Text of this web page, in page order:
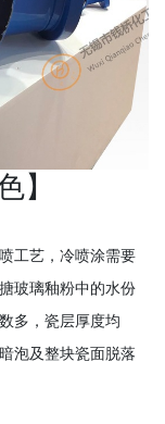
】
工艺，冷喷涂需要
玻璃釉粉中的水份
多，瓷层厚度均
泡及整块瓷面脱落